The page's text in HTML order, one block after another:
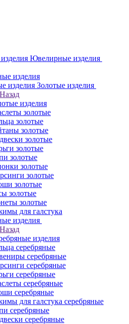
Ювелирные изделия
изделия
Золотые изделия
Назад
изделия
золотые
золотые
золотые
золотые
золотые
золотые
золотые
золотые
золотые
золотые
золотые
для галстука
изделия
Назад
изделия
серебряные
серебряные
серебряные
серебряные
серебряные
серебряные
для галстука серебряные
серебряные
серебряные